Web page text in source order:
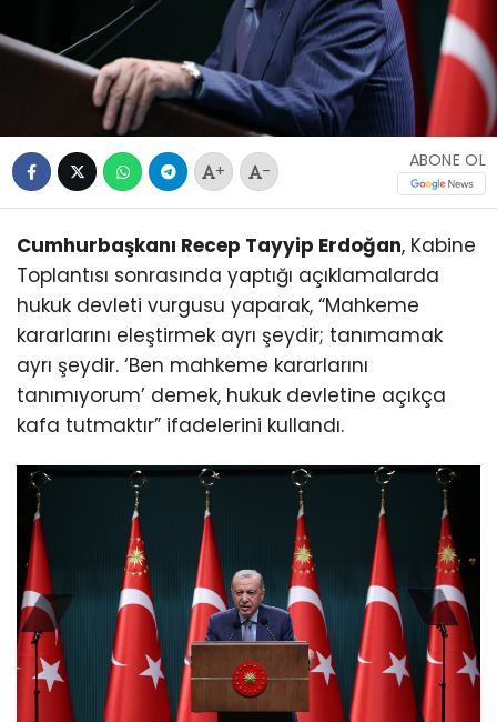
+ -
ABONE OL
Cumhurbaşkanı Recep Tayyip Erdoğan, Kabine
Toplantısı sonrasında yaptığı açıklamalarda
hukuk devleti vurgusu yaparak, “Mahkeme
kararlarını eleştirmek ayrı şeydir; tanımamak
ayrı şeydir. ‘Ben mahkeme kararlarını
tanımıyorum’ demek, hukuk devletine açıkça
kafa tutmaktır” ifadelerini kullandı.